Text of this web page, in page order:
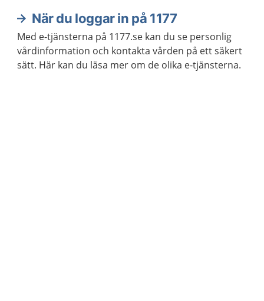
När du loggar in på 1177
Med e-tjänsterna på 1177.se kan du se personlig
vårdinformation och kontakta vården på ett säkert
sätt. Här kan du läsa mer om de olika e-tjänsterna.